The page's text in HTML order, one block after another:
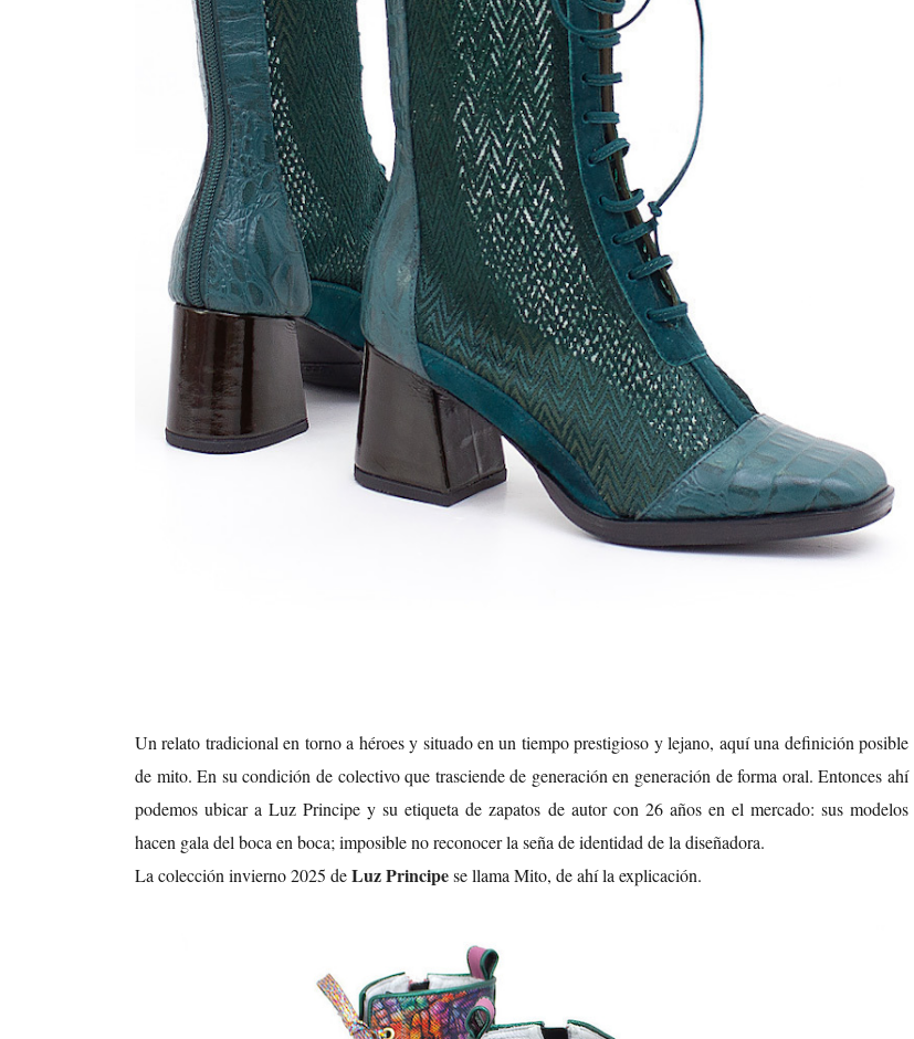
Un relato tradicional en torno a héroes y situado en un tiempo prestigioso y lejano, aquí una definición posible
de mito. En su condición de colectivo que trasciende de generación en generación de forma oral. Entonces ahí
podemos ubicar a Luz Principe y su etiqueta de zapatos de autor con 26 años en el mercado: sus modelos
hacen gala del boca en boca; imposible no reconocer la seña de identidad de la diseñadora.
La colección invierno 2025 deLuz Principese llama Mito, de ahí la explicación.